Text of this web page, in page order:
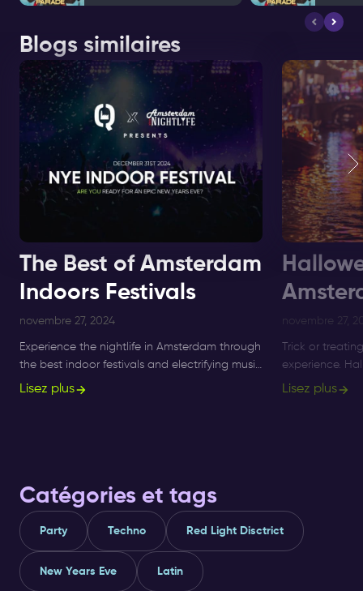
Blogs similaires
The Best of Amsterdam
Indoors Festivals
novembre 27, 2024
Experience the nightlife in Amsterdam through
the best indoor festivals and electrifying music
events for ultimate nightlife experiences in the
Lisez plus
novembre 27,
Trick or
experience.
longer a small
Lisez plus
Catégories et tags
Party Techno Red Light Disctrict
New Years Eve Latin